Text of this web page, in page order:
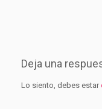
Deja una
Lo siento, debes estar